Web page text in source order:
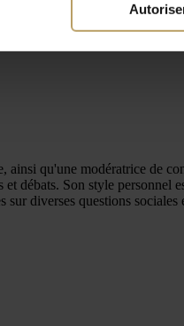
qu'une modératrice de
débats. Son style
diverses questions